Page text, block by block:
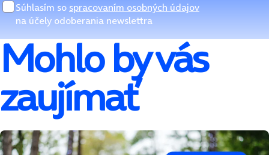
Súhlasím so spracovaním osobných údajov
na účely odoberania newslettra
Mohlo by vás
zaujímať